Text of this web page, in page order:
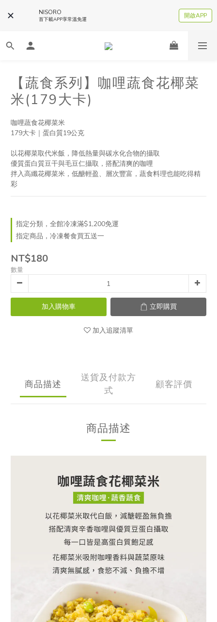
NISORO
首下載APP享常溫免運 開啟APP
【蔬食系列】咖哩蔬食花椰菜
米(179大卡)
咖哩蔬食花椰菜米
179大卡｜蛋白質19公克
以花椰菜取代米飯，降低熱量與碳水化合物的攝取
優質蛋白質豆干與毛豆仁攝取，搭配清爽的咖哩
拌入高纖花椰菜米，低醣輕盈、層次豐富，蔬食料理也能吃得精
彩
指定分類，全館冷凍滿$1,200免運
指定商品，冷凍餐食買五送一
NT$180
數量
加入購物車 立即購買
加入追蹤清單
商品描述
送貨及付款方
式
顧客評價
商品描述